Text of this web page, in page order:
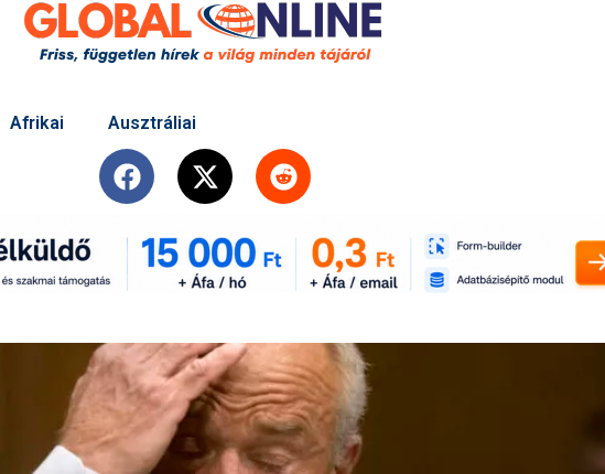
Afrikai Ausztráliai